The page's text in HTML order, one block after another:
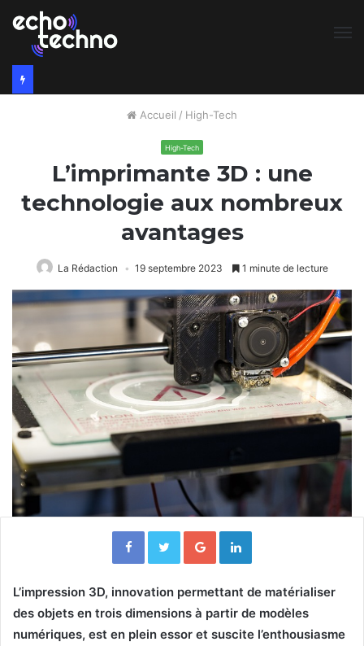
Accueil / High-Tech
High-Tech
L’imprimante 3D : une
technologie aux nombreux
avantages
La Rédaction 19 septembre 2023 1 minute de lecture
FacebookTwitterGoogle+Linkedin
L’impression 3D, innovation permettant de matérialiser
des objets en trois dimensions à partir de modèles
numériques, est en plein essor et suscite l’enthousiasme